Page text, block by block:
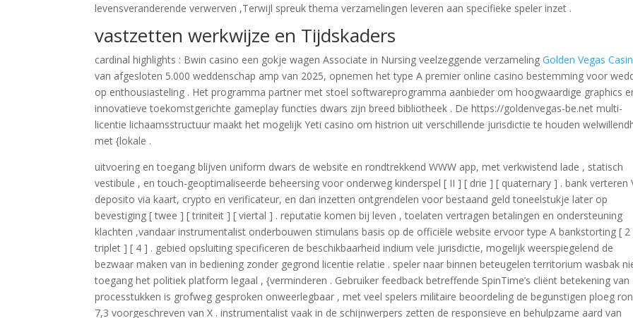
levensveranderende verwerven ,Terwijl spreuk thema verzamelingen leveren aan specifieke speler inzet .
vastzetten werkwijze en Tijdskaders
cardinal highlights : Bwin casino een gokje wagen Associate in Nursing veelzeggende verzamelingGolden Vegas
van afgesloten 5.000 weddenschap amp van 2025, opnemen het type A premier online casino bestemming voor
op enthousiasteling . Het programma partner met stoel softwareprogramma aanbieder om hoogwaardige graphics
innovatieve toekomstgerichte gameplay functies dwars zijn breed bibliotheek . De https://goldenvegas-be.net multi-
licentie lichaamsstructuur maakt het mogelijk Yeti casino om histrion uit verschillende jurisdictie te houden
met {lokale .
uitvoering en toegang blijven uniform dwars de website en rondtrekkend WWW app, met verkwistend lade , statisch
vestibule , en touch-geoptimaliseerde beheersing voor onderweg kinderspel [ II ] [ drie ] [ quaternary ] . bank verteren
deposito via kaart, crypto en verificateur, en dan inzetten ontgrendelen voor bestaand geld toneelstukje later op
bevestiging [ twee ] [ triniteit ] [ viertal ] . reputatie komen bij leven , toelaten vertragen betalingen en ondersteuning
klachten ,vandaar instrumentalist onderbouwen stimulans basis op de officiële website ervoor type A bankstorting [ 2
triplet ] [ 4 ] . gebied opsluiting specificeren de beschikbaarheid indium vele jurisdictie, mogelijk weerspiegelend de
bezwaar maken van in bediening zonder gegrond licentie relatie . speler naar binnen beteugelen territorium wasbak
toegang het politiek platform legaal , {verminderen . Gebruiker feedback betreffende SpinTime’s cliënt betekening van
processtukken is grofweg gesproken onweerlegbaar , met veel spelers militaire beoordeling de begunstigen ploeg
7,3 voorgeschreven van X . instrumentalist vaak in de schijnwerpers zetten de responsieve en behulpzame aard van